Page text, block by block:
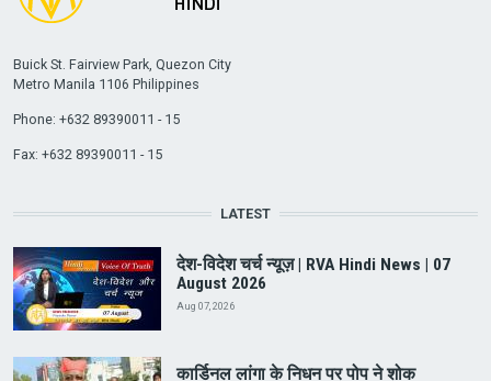
Buick St. Fairview Park, Quezon City
Metro Manila 1106 Philippines
Phone: +632 89390011 - 15
Fax: +632 89390011 - 15
LATEST
देश-विदेश चर्च न्यूज़ | RVA Hindi News | 07
August 2026
Aug 07, 2026
कार्डिनल लांगा के निधन पर पोप ने शोक